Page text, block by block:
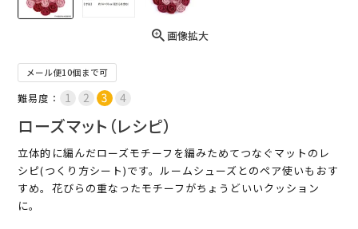
画像拡大
メール便10個まで可
難易度：
ローズマット（レシピ）
立体的に編んだローズモチーフを編みためてつなぐマットのレ
シピ(つくり方シート)です。ルームシューズとのペア使いもおす
すめ。花びらの重なったモチーフがちょうどいいクッション
に。